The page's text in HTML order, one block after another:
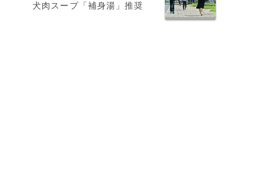
犬肉スープ「補身湯」推奨